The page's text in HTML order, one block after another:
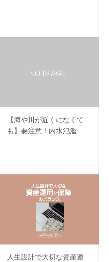
【海や川が近くになくて
も】要注意！内水氾濫
人生設計で大切な資産運